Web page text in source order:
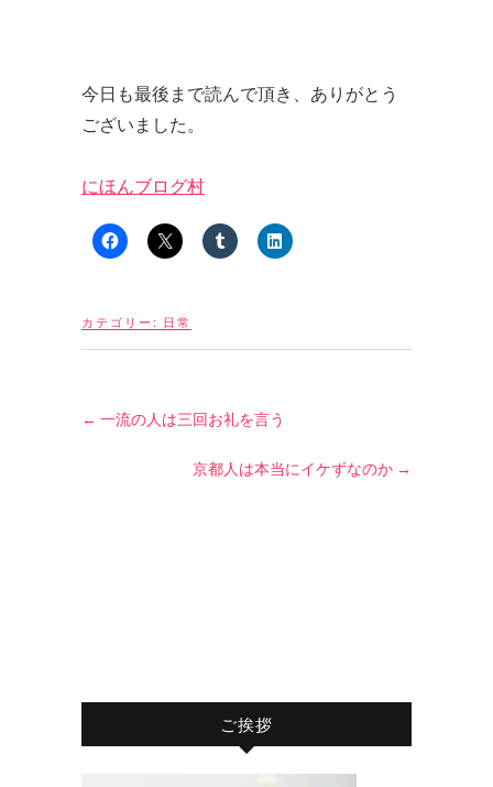
今日も最後まで読んで頂き、ありがとう
ございました。
にほんブログ村
カテゴリー: 日常
← 一流の人は三回お礼を言う
京都人は本当にイケずなのか →
ご挨拶